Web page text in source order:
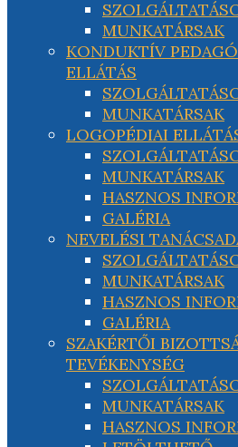
MUNKATÁRSAK
KONDUKTÍV
ELLÁTÁS
MUNKATÁRSAK
LOGOPÉDIAI
MUNKATÁRSAK
HASZNOS
GALÉRIA
NEVELÉSI
MUNKATÁRSAK
HASZNOS
GALÉRIA
SZAKÉRTŐI
TEVÉKENYSÉG
MUNKATÁRSAK
HASZNOS